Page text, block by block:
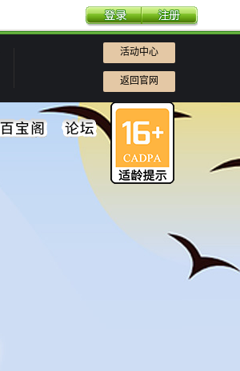
活动中心
返回官网